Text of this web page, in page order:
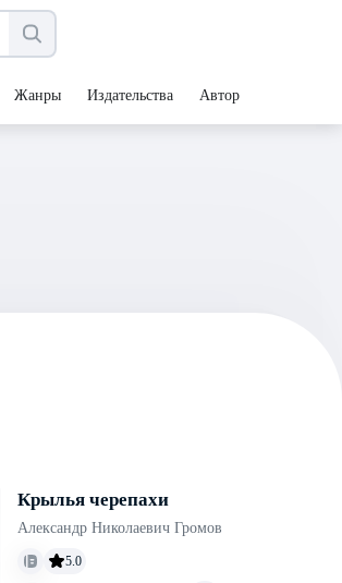
Жанры Издательства Авторы
Крылья черепахи
Александр Николаевич Громов
5.0